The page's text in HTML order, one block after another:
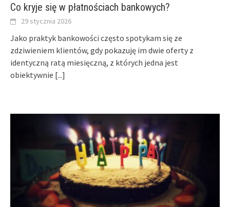
Co kryje się w płatnościach bankowych?
29 stycznia 2026
Jako praktyk bankowości często spotykam się ze
zdziwieniem klientów, gdy pokazuję im dwie oferty z
identyczną ratą miesięczną, z których jedna jest
obiektywnie [...]